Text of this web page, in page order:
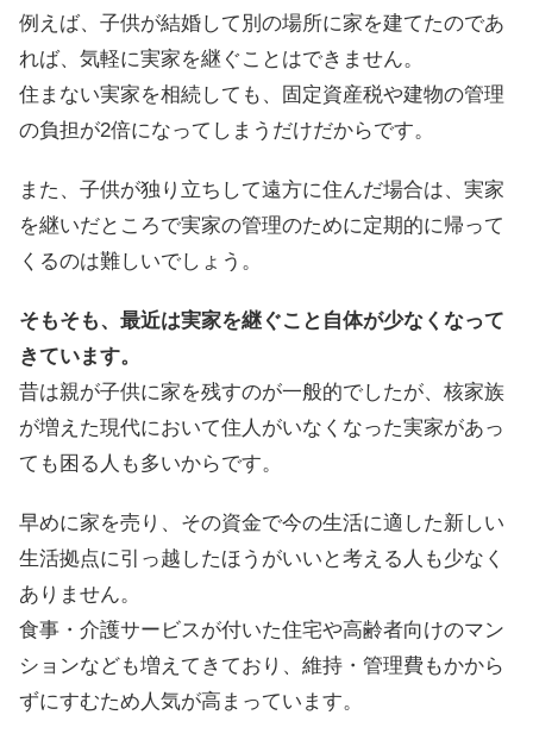
例えば、子供が結婚して別の場所に家を建てたのであ
れば、気軽に実家を継ぐことはできません。
住まない実家を相続しても、固定資産税や建物の管理
の負担が2倍になってしまうだけだからです。
また、子供が独り立ちして遠方に住んだ場合は、実家
を継いだところで実家の管理のために定期的に帰って
くるのは難しいでしょう。
そもそも、最近は実家を継ぐこと自体が少なくなって
きています。
昔は親が子供に家を残すのが一般的でしたが、核家族
が増えた現代において住人がいなくなった実家があっ
ても困る人も多いからです。
早めに家を売り、その資金で今の生活に適した新しい
生活拠点に引っ越したほうがいいと考える人も少なく
ありません。
食事・介護サービスが付いた住宅や高齢者向けのマン
ションなども増えてきており、維持・管理費もかから
ずにすむため人気が高まっています。